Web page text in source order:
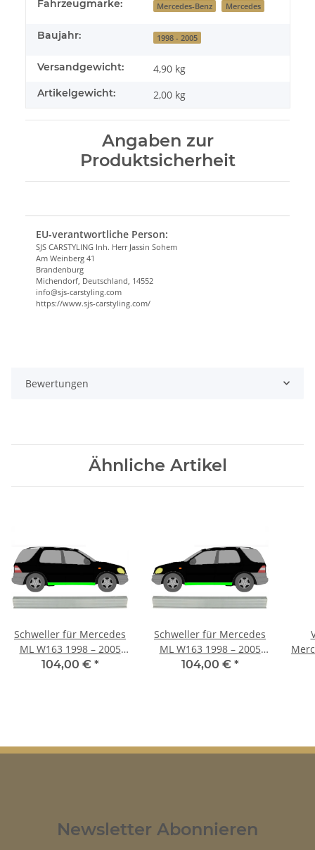
Fahrzeugmarke: Mercedes-Benz Mercedes
Baujahr: 1998 - 2005
Versandgewicht: 4,90 kg
Artikelgewicht: 2,00 kg
Angaben zur
Produktsicherheit
EU-verantwortliche Person:
SJS CARSTYLING Inh. Herr Jassin Sohem
Am Weinberg 41
Brandenburg
Michendorf, Deutschland, 14552
info@sjs-carstyling.com
https://www.sjs-carstyling.com/
Bewertungen
Ähnliche Artikel
Schweller für Mercedes
ML W163 1998 – 2005
rechts
104,00 € *
Schweller für Mercedes
ML W163 1998 – 2005
links
104,00 € *
Newsletter Abonnieren